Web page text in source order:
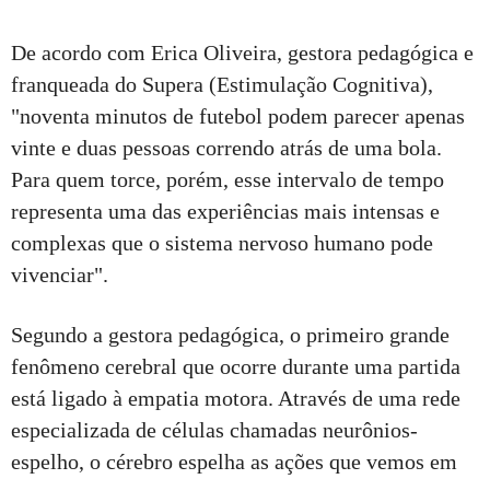
De acordo com Erica Oliveira, gestora pedagógica e
franqueada do Supera (Estimulação Cognitiva),
"noventa minutos de futebol podem parecer apenas
vinte e duas pessoas correndo atrás de uma bola.
Para quem torce, porém, esse intervalo de tempo
representa uma das experiências mais intensas e
complexas que o sistema nervoso humano pode
vivenciar".
Segundo a gestora pedagógica, o primeiro grande
fenômeno cerebral que ocorre durante uma partida
está ligado à empatia motora. Através de uma rede
especializada de células chamadas neurônios-
espelho, o cérebro espelha as ações que vemos em